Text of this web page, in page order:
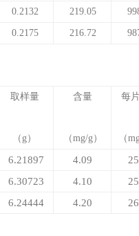
0.2132 219.05
0.2175 216.72
取样量
（ g ）
含量
（mg/g ）
每
（
6.21897 4.09
6.30723 4.10
6.24444 4.20